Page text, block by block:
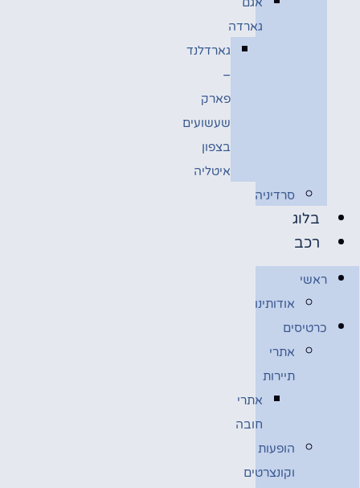
גארדה
גארדלנד
–
פארק
שעשועים
בצפון
איטליה
סרדיניה
בלוג
רכב
ראשי
אודותינו
כרטיסים
אתרי
תיירות
אתרי
חובה
הופעות
וקונצרטים